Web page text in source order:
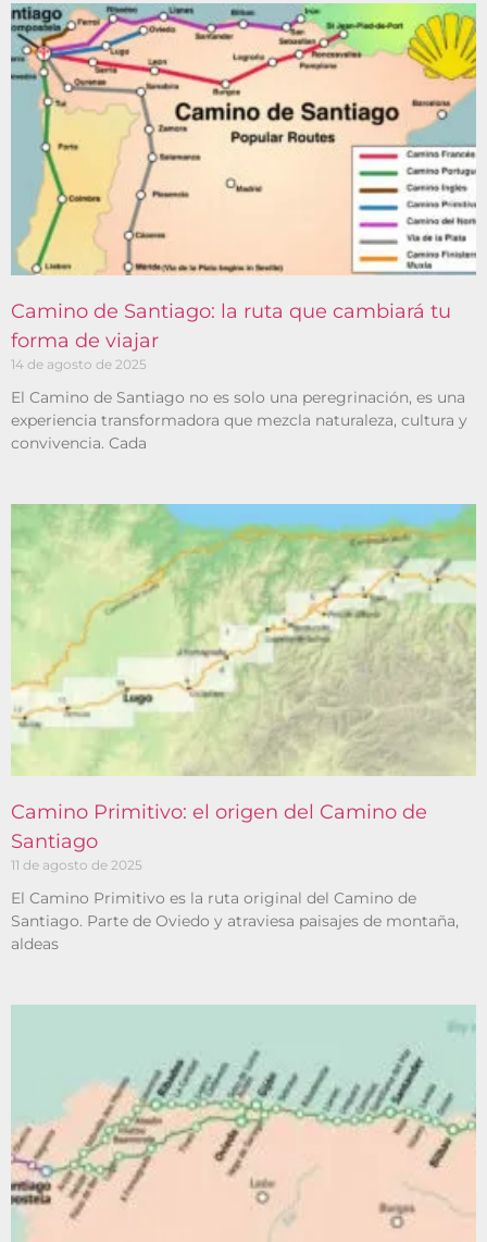
Camino de Santiago: la ruta que cambiará tu
forma de viajar
14 de agosto de 2025
El Camino de Santiago no es solo una peregrinación, es una
experiencia transformadora que mezcla naturaleza, cultura y
convivencia. Cada
Camino Primitivo: el origen del Camino de
Santiago
11 de agosto de 2025
El Camino Primitivo es la ruta original del Camino de
Santiago. Parte de Oviedo y atraviesa paisajes de montaña,
aldeas